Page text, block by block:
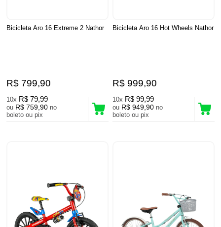
Bicicleta Aro 16 Extreme 2 Nathor
R$ 799,90
10x R$ 79,99
ou R$ 759,90 no
boleto ou pix
Bicicleta Aro 16 Hot Wheels Nathor
R$ 999,90
10x R$ 99,99
ou R$ 949,90 no
boleto ou pix